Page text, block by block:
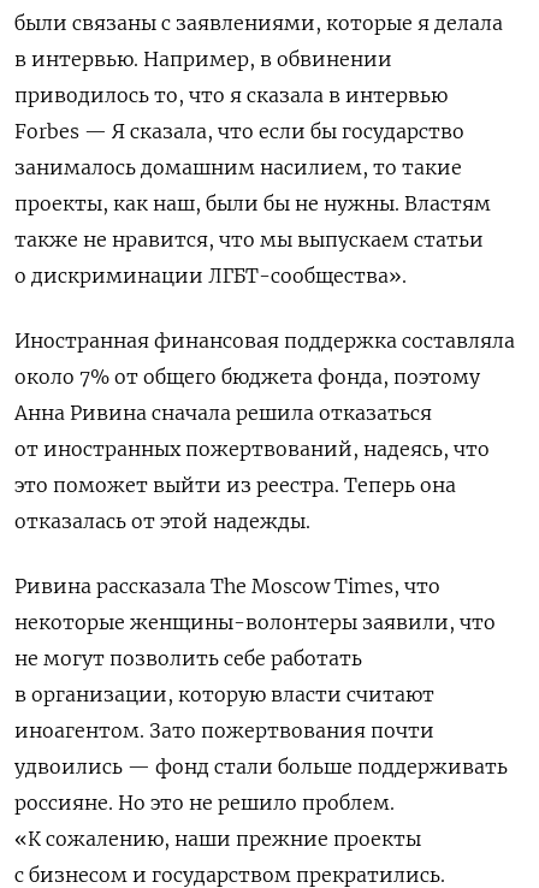
были связаны с заявлениями, которые я делала
в интервью. Например, в обвинении
приводилось то, что я сказала в интервью
Forbes — Я сказала, что если бы государство
занималось домашним насилием, то такие
проекты, как наш, были бы не нужны. Властям
также не нравится, что мы выпускаем статьи
о дискриминации ЛГБТ-сообщества».
Иностранная финансовая поддержка составляла
около 7% от общего бюджета фонда, поэтому
Анна Ривина сначала решила отказаться
от иностранных пожертвований, надеясь, что
это поможет выйти из реестра. Теперь она
отказалась от этой надежды.
Ривина рассказала The Moscow Times, что
некоторые женщины-волонтеры заявили, что
не могут позволить себе работать
в организации, которую власти считают
иноагентом. Зато пожертвования почти
удвоились — фонд стали больше поддерживать
россияне. Но это не решило проблем.
«К сожалению, наши прежние проекты
с бизнесом и государством прекратились.